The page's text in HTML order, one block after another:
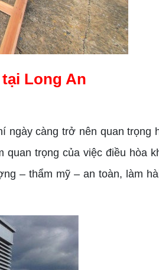
Long An
càng trở nên quan trọng
trọng của việc điều hòa
– thẩm mỹ – an toàn, làm